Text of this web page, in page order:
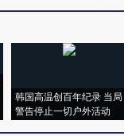
韩国高温创百年纪录 当局
警告停止一切户外活动